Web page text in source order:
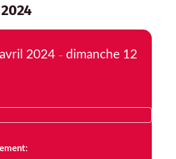
2024 – dimanche 12